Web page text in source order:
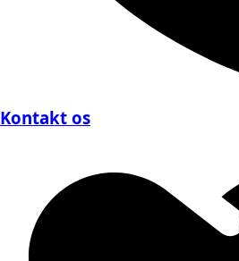
Kontakt os